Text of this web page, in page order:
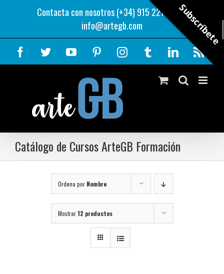
contenido
Contacta con nosotros (+34) 915 221 343 |
info@artegb.com
Facebook
TwitterYouTubePinterestInstagramTumblrLinkedIn
Catálogo de Cursos ArteGB Formación
Ordena por Nombre
Mostrar12 productos
Subscríbete